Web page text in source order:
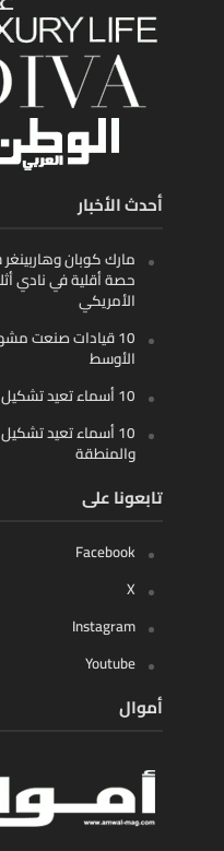
أحدث الأخبار
مارك كوبان
حصة أقلية في نادي
الأمريكي
10 قيادات صنعت
الأوسط
10 أسماء تعيد تشكيل اللوجستيات الذكية في الخليج
10 أسماء تعيد
والمنطقة
تابعونا على
Facebook
X
Instagram
Youtube
أموال